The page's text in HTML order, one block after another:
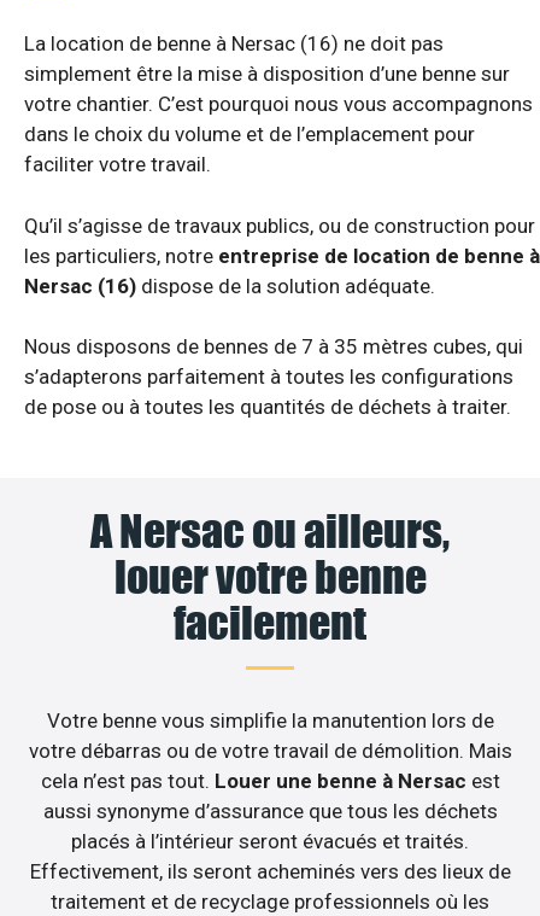
La location de benne à Nersac (16) ne doit pas
simplement être la mise à disposition d’une benne sur
votre chantier. C’est pourquoi nous vous accompagnons
dans le choix du volume et de l’emplacement pour
faciliter votre travail.
Qu’il s’agisse de travaux publics, ou de construction pour
les particuliers, notre entreprise de location de benne à
Nersac (16) dispose de la solution adéquate.
Nous disposons de bennes de 7 à 35 mètres cubes, qui
s’adapterons parfaitement à toutes les configurations
de pose ou à toutes les quantités de déchets à traiter.
A Nersac ou ailleurs,
louer votre benne
facilement
Votre benne vous simplifie la manutention lors de
votre débarras ou de votre travail de démolition. Mais
cela n’est pas tout. Louer une benne à Nersac est
aussi synonyme d’assurance que tous les déchets
placés à l’intérieur seront évacués et traités.
Effectivement, ils seront acheminés vers des lieux de
traitement et de recyclage professionnels où les